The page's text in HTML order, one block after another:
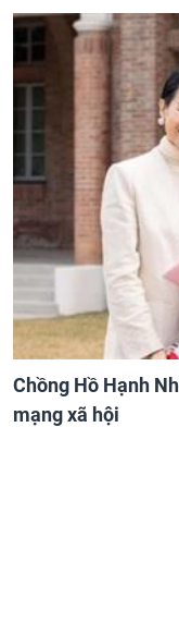
Chồng Hồ Hạnh
mạng xã hội